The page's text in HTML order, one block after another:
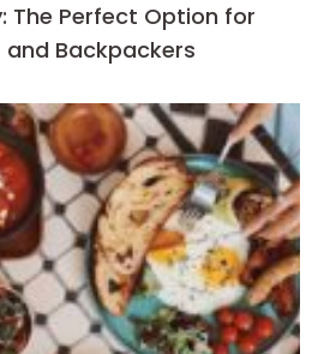
The Perfect Option for
and Backpackers